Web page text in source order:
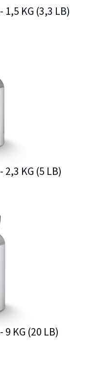
- 1,5 KG (3,3 LB)
- 2,3 KG (5 LB)
- 9 KG (20 LB)